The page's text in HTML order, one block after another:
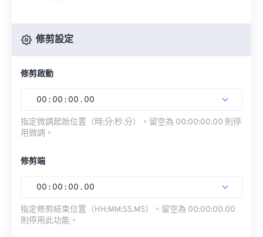
修剪設定
修剪啟動
00 : 00 : 00 . 00
指定微調起始位置（時:分:秒.分）。留空為 00:00:00.00 則停
用微調。
修剪端
00 : 00 : 00 . 00
指定修剪結束位置（HH:MM:SS.MS）。留空為 00:00:00.00
則停用此功能。